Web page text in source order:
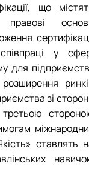
що
правові
у
для
зі
ставлять